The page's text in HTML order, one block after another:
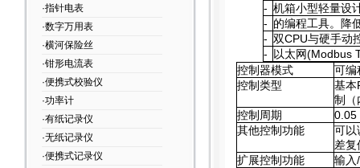
·指针电表
·数字万用表
·横河保险丝
·钳形电流表
·便携式校验仪
·功率计
·有纸记录仪
·无纸记录仪
·便携式记录仪
- 机箱小型轻量设
- 的编程工具。降
- 双CPU与硬手动
-
以太网(Modbus
控制器模式
可编
控制类型
基本
制（
控制周期
0.05
其他控制功能
可以
差复
扩展控制功能
输入